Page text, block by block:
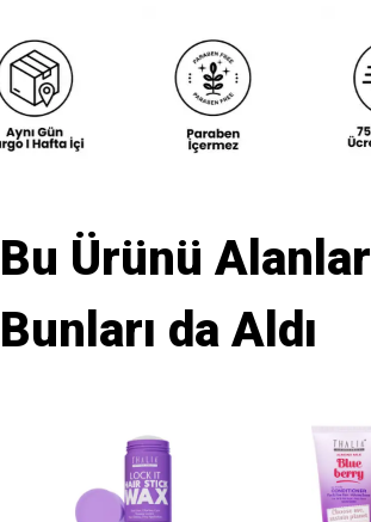
Bu Ürünü Alanlar
Bunları da Aldı